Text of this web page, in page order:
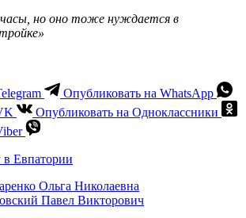
часы, но оно тоже нуждается в
Опубликовать на WhatsApp
Опубликовать на Одноклассники
Ольга Николаевна
Павел Викторович